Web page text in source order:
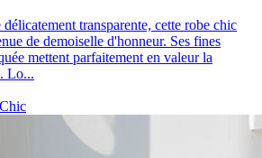
transparente, cette robe chic
de demoiselle d'honneur. Ses fines
mettent parfaitement en valeur la
Lo...